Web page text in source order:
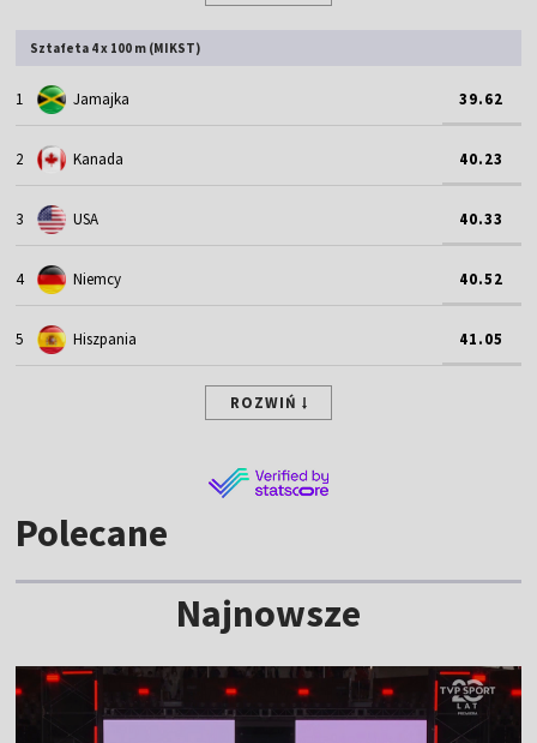
Sztafeta 4 x 100 m (MIKST)
1 Jamajka 39.62
2 Kanada 40.23
3 USA 40.33
4 Niemcy 40.52
5 Hiszpania 41.05
ROZWIŃ
Polecane
Najnowsze